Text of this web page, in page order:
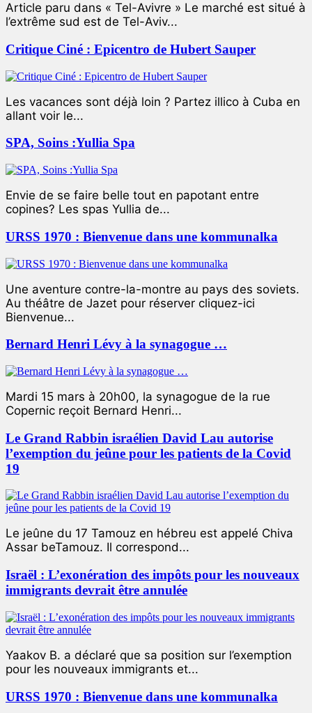
Article paru dans « Tel-Avivre » Le marché est situé à
l’extrême sud est de Tel-Aviv...
Critique Ciné : Epicentro de Hubert Sauper
Les vacances sont déjà loin ? Partez illico à Cuba en
allant voir le...
SPA, Soins :Yullia Spa
Envie de se faire belle tout en papotant entre
copines? Les spas Yullia de...
URSS 1970 : Bienvenue dans une kommunalka
Une aventure contre-la-montre au pays des soviets.
Au théâtre de Jazet pour réserver cliquez-ici
Bienvenue...
Bernard Henri Lévy à la synagogue …
Mardi 15 mars à 20h00, la synagogue de la rue
Copernic reçoit Bernard Henri...
Le Grand Rabbin israélien David Lau autorise
l’exemption du jeûne pour les patients de la Covid
19
Le jeûne du 17 Tamouz en hébreu est appelé Chiva
Assar beTamouz. Il correspond...
Israël : L’exonération des impôts pour les nouveaux
immigrants devrait être annulée
Yaakov B. a déclaré que sa position sur l’exemption
pour les nouveaux immigrants et...
URSS 1970 : Bienvenue dans une kommunalka